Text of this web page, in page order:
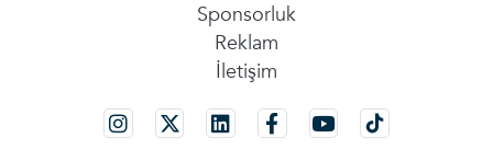
Sponsorluk
Reklam
İletişim